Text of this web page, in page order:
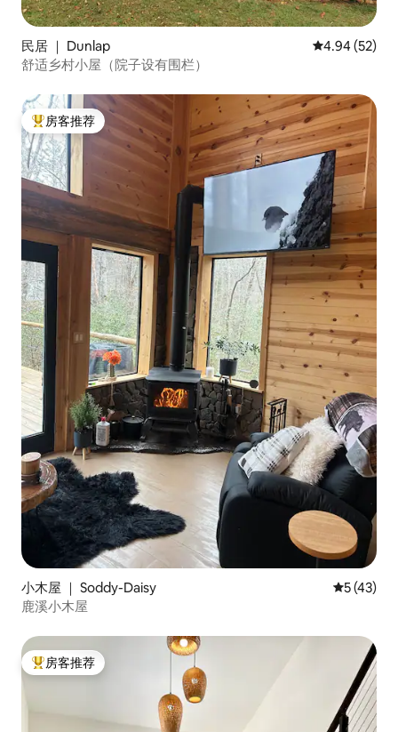
民居 ｜ Dunlap 平均评分
4.94 (52)
舒适乡村小屋（院子设有围栏）
热门「房客推荐」
房客推荐
小木屋 ｜ Soddy-Daisy 平均评分
5 (43)
鹿溪小木屋
热门「房客推荐」
房客推荐